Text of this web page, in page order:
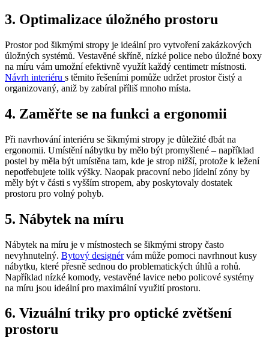
3. Optimalizace úložného prostoru
Prostor pod šikmými stropy je ideální pro vytvoření zakázkových
úložných systémů. Vestavěné skříně, nízké police nebo úložné boxy
na míru vám umožní efektivně využít každý centimetr místnosti.
Návrh interiéru s těmito řešeními pomůže udržet prostor čistý a
organizovaný, aniž by zabíral příliš mnoho místa.
4. Zaměřte se na funkci a ergonomii
Při navrhování interiéru se šikmými stropy je důležité dbát na
ergonomii. Umístění nábytku by mělo být promyšlené – například
postel by měla být umístěna tam, kde je strop nižší, protože k ležení
nepotřebujete tolik výšky. Naopak pracovní nebo jídelní zóny by
měly být v části s vyšším stropem, aby poskytovaly dostatek
prostoru pro volný pohyb.
5. Nábytek na míru
Nábytek na míru je v místnostech se šikmými stropy často
nevyhnutelný. Bytový designérvám může pomoci navrhnout kusy
nábytku, které přesně sednou do problematických úhlů a rohů.
Například nízké komody, vestavěné lavice nebo policové systémy
na míru jsou ideální pro maximální využití prostoru.
6. Vizuální triky pro optické zvětšení
prostoru